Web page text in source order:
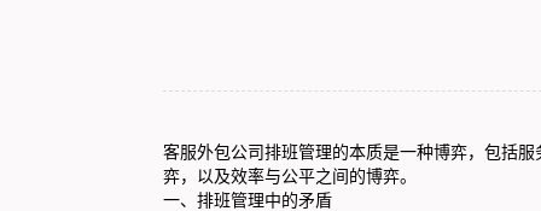
客服外包公司排班管理的本质是一种博弈，包括
弈，以及效率与公平之间的博弈。
一、排班管理中的矛盾